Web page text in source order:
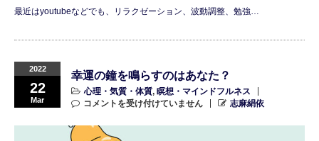
最近はyoutubeなどでも、リラクゼーション、波動調整、勉強…
2022
22
Mar
幸運の鐘を鳴らすのはあなた？
心理・気質・体質, 瞑想・マインドフルネス
コメントを受け付けていません
志麻絹依